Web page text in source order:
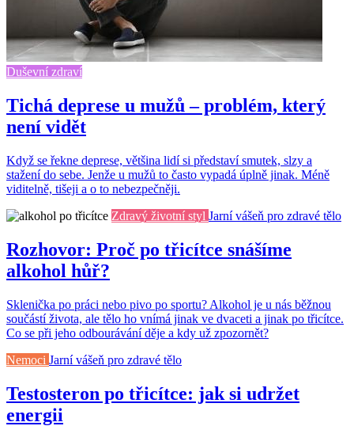
Duševní zdraví
Tichá deprese u mužů – problém, který
není vidět
Když se řekne deprese, většina lidí si představí smutek, slzy a
stažení do sebe. Jenže u mužů to často vypadá úplně jinak. Méně
viditelně, tišeji a o to nebezpečněji.
Zdravý životní styl Jarní vášeň pro zdravé tělo
Rozhovor: Proč po třicítce snášíme
alkohol hůř?
Sklenička po práci nebo pivo po sportu? Alkohol je u nás běžnou
součástí života, ale tělo ho vnímá jinak ve dvaceti a jinak po třicítce.
Co se při jeho odbourávání děje a kdy už zpozornět?
Nemoci Jarní vášeň pro zdravé tělo
Testosteron po třicítce: jak si udržet
energii